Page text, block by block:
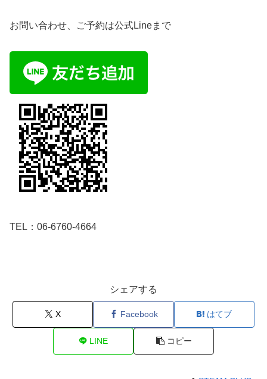
お問い合わせ、ご予約は公式Lineまで
TEL： 06-6760-4664
シェアする
X Facebook はてブ
LINE コピー